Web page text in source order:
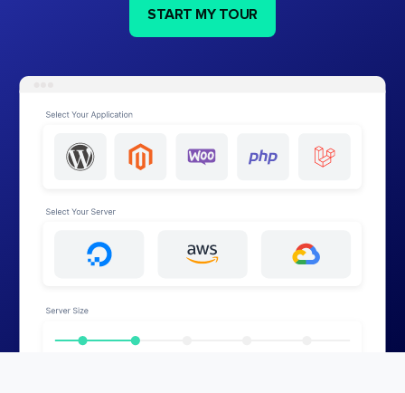
START MY TOUR